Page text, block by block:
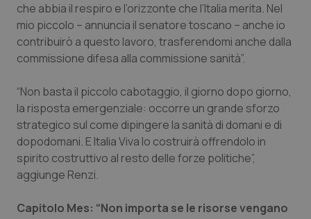
Umbria
Valle D’Aosta
Veneto
Oftalmologia
Oncodermatologia
Oncoematologia
Oncologia & Nutrizione
Psoriasi & pelle
che abbia il respiro e l’orizzonte che l’Italia merita. Nel
mio piccolo – annuncia il senatore toscano – anche io
contribuirò a questo lavoro, trasferendomi anche dalla
commissione difesa alla commissione sanità”.
“Non basta il piccolo cabotaggio, il giorno dopo giorno,
la risposta emergenziale: occorre un grande sforzo
strategico sul come dipingere la sanità di domani e di
dopodomani. E Italia Viva lo costruirà offrendolo in
spirito costruttivo al resto delle forze politiche”,
aggiunge Renzi.
Capitolo Mes: “Non importa se le risorse vengano